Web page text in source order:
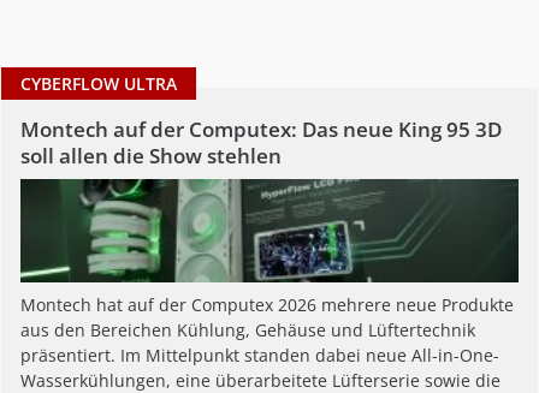
CYBERFLOW ULTRA
Montech auf der Computex: Das neue King 95 3D
soll allen die Show stehlen
Montech hat auf der Computex 2026 mehrere neue Produkte
aus den Bereichen Kühlung, Gehäuse und Lüftertechnik
präsentiert. Im Mittelpunkt standen dabei neue All-in-One-
Wasserkühlungen, eine überarbeitete Lüfterserie sowie die